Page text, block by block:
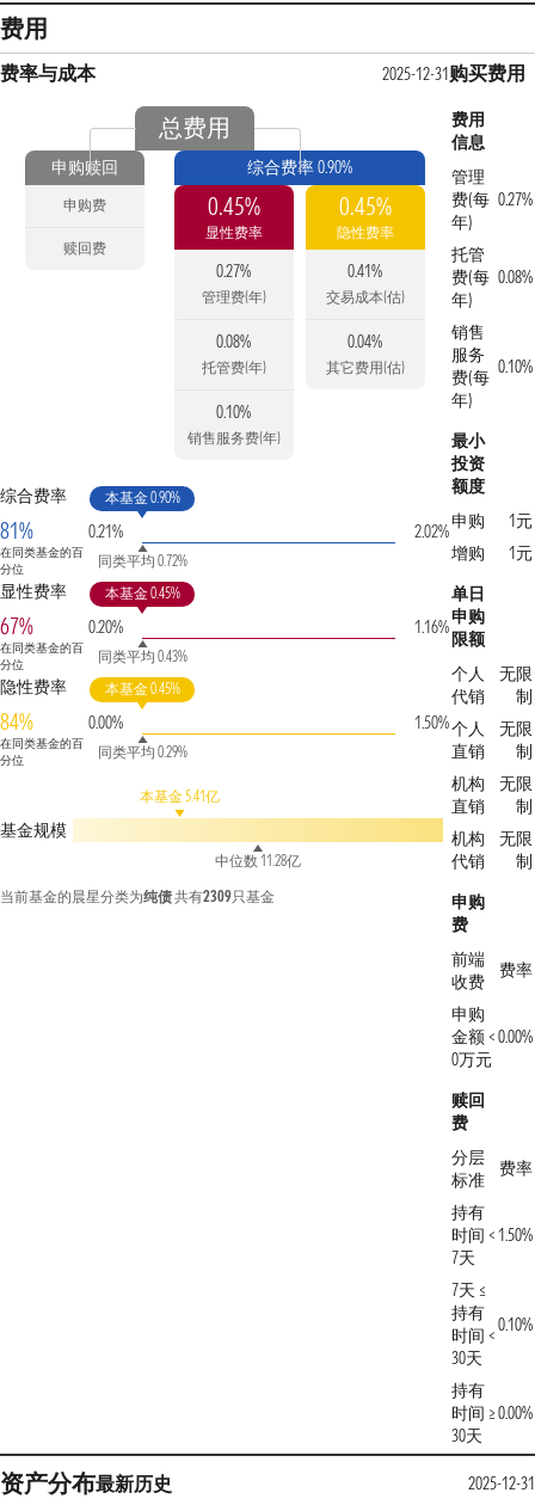
费用
费率与成本 2025-12-31
总费用
申购赎回
申购费
赎回费
综合费率 0.90%
0.45%
显性费率
0.27%
管理费(年)
0.08%
托管费(年)
0.10%
销售服务费(年)
0.45%
隐性费率
0.41%
交易成本(估)
0.04%
其它费用(估)
综合费率
81%
在同类基金的百
分位
0.21%
本基金 0.90%
同类平均 0.72%
2.02%
显性费率
67%
在同类基金的百
分位
0.20%
本基金 0.45%
同类平均 0.43%
1.16%
隐性费率
84%
在同类基金的百
分位
0.00%
本基金 0.45%
同类平均 0.29%
1.50%
基金规模
本基金 5.41亿
中位数 11.28亿
当前基金的晨星分类为纯债共有2309只基金
购买费用
费用
信息
管理
费(每
年)
0.27%
托管
费(每
年)
0.08%
销售
服务
费(每
年)
0.10%
最小
投资
额度
申购
1元
增购
1元
单日
申购
限额
个人
代销
无限
制
个人
直销
无限
制
机构
直销
无限
制
机构
代销
无限
制
申购
费
前端
收费
费率
申购
金额 <
0万元
0.00%
赎回
费
分层
标准
费率
持有
时间 <
7天
1.50%
7天 ≤
持有
时间 <
30天
0.10%
持有
时间 ≥
30天
0.00%
资产分布最新历史 2025-12-31